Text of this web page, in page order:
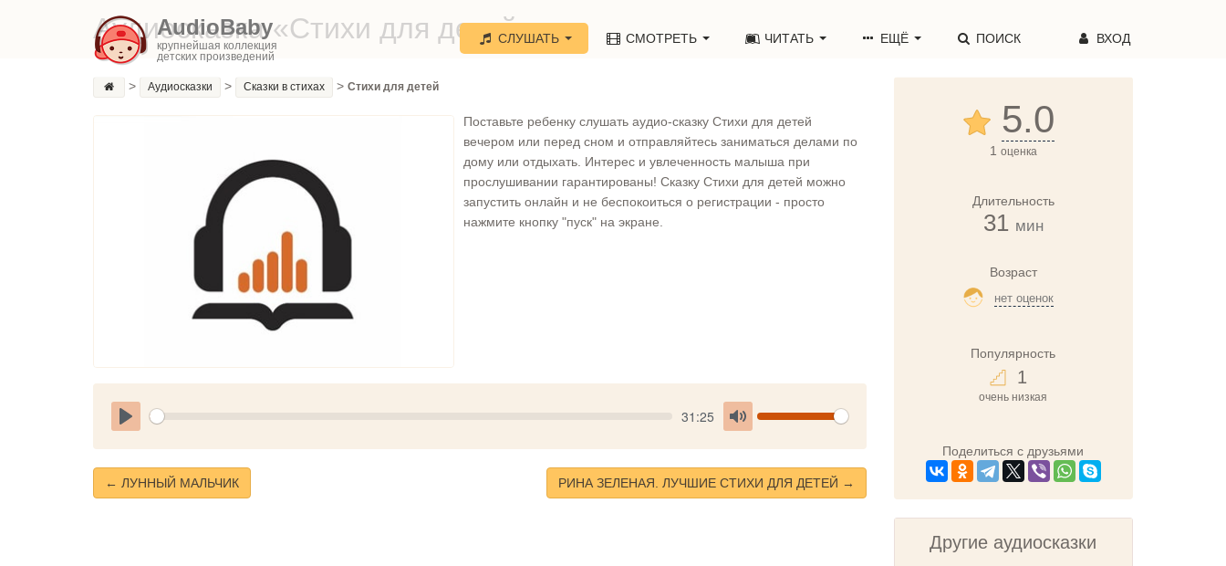
AudioBaby
крупнейшая коллекция
детских произведений
СЛУШАТЬ СМОТРЕТЬ ЧИТАТЬ ЕЩЁ ПОИСК ВХОД
Аудиосказка «Стихи для детей»
> Аудиосказки > Сказки в стихах > Стихи для детей
Поставьте ребенку слушать аудио-сказку Стихи для детей
вечером или перед сном и отправляйтесь заниматься делами по
дому или отдыхать. Интерес и увлеченность малыша при
прослушивании гарантированы! Сказку Стихи для детей можно
запустить онлайн и не беспокоиться о регистрации - просто
нажмите кнопку "пуск" на экране.
Play
Current
time
31:25
Toggle
Volume
← ЛУННЫЙ МАЛЬЧИК РИНА ЗЕЛЕНАЯ. ЛУЧШИЕ СТИХИ ДЛЯ ДЕТЕЙ →
5.0
1 оценка
Длительность
31 мин
Возраст
нет оценок
Популярность
1
очень низкая
Поделиться с друзьями
Другие аудиосказки